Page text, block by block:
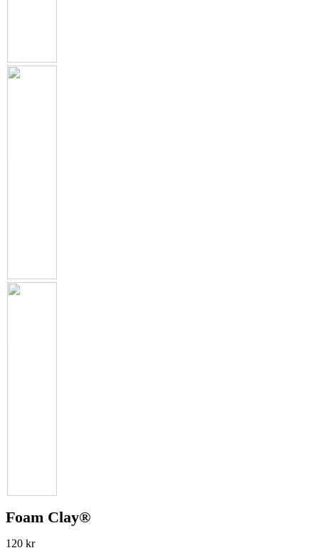
Foam Clay®
120 kr